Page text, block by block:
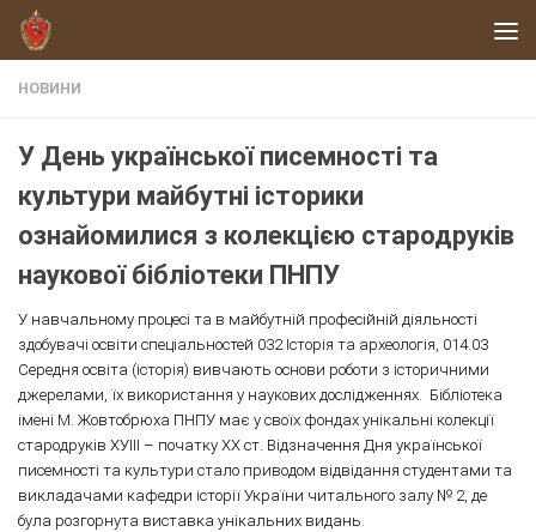
Skip to content
НОВИНИ
У День української писемності та
культури майбутні історики
ознайомилися з колекцією стародруків
наукової бібліотеки ПНПУ
У навчальному процесі та в майбутній професійній діяльності
здобувачі освіти спеціальностей 032 Історія та археологія, 014.03
Середня освіта (історія) вивчають основи роботи з історичними
джерелами, їх використання у наукових дослідженнях. Бібліотека
імені М. Жовтобрюха ПНПУ має у своїх фондах унікальні колекції
стародруків ХУІІІ – початку ХХ ст. Відзначення Дня української
писемності та культури стало приводом відвідання студентами та
викладачами кафедри історії України читального залу № 2, де
була розгорнута виставка унікальних видань.